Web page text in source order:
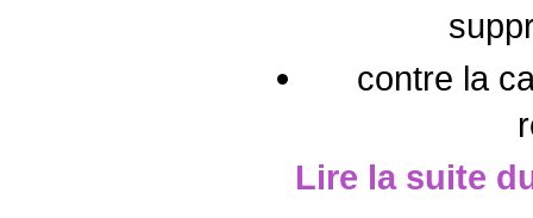
contre la
Lire la suite